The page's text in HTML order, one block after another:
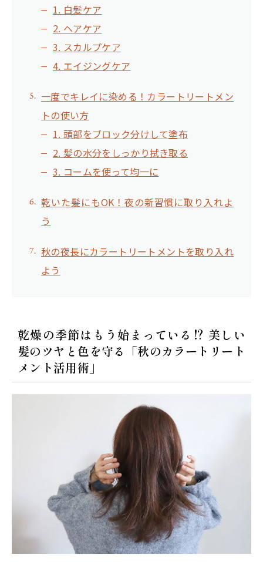
1. 白髪ケア
2. ヘアケア
3. スカルプケア
4. エイジングケア
一度でキレイに染める！カラートリートメン
トの使い方
1. 頭部をブロック分けして塗布
2. 髪の水分をしっかり拭き取る
3. コームを使って均一に
乾いた髪にもOK！夜の新習慣に取り入れよ
う
秋の夜長にカラートリートメントを取り入れ
よう
乾燥の季節はもう始まっている⁉ 美しい
髪のツヤと色を守る「秋のカラートリート
メント活用術」